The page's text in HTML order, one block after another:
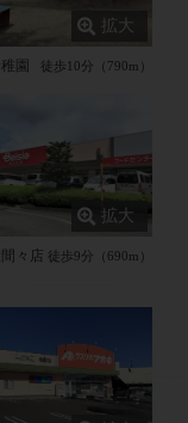
園 徒歩10分（790m）
々店 徒歩9分（690m）